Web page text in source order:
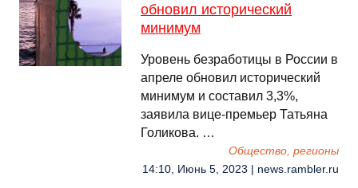
обновил исторический
минимум
Уровень безработицы в России в
апреле обновил исторический
минимум и составил 3,3%,
заявила вице-премьер Татьяна
Голикова. …
Общество, регионы
14:10, Июнь 5, 2023 | news.rambler.ru